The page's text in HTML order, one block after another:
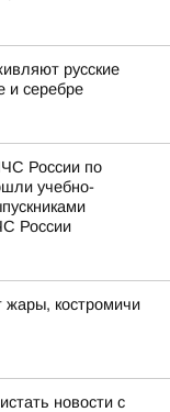
русские
и серебре
России по
учебно-
России
жары, костромичи
новости с